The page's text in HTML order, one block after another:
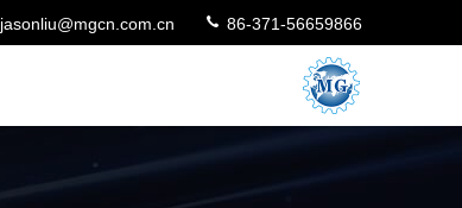
jasonliu@mgcn.com.cn 86-371-56659866